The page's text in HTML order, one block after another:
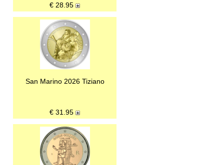
€ 28.95
San Marino 2026 Tiziano
€ 31.95